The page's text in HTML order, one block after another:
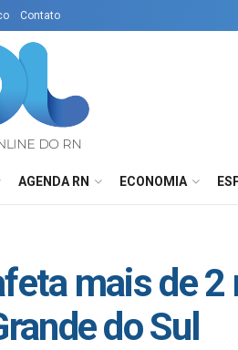
Contato
AGENDA RN ECONOMIA
mais de
do Sul